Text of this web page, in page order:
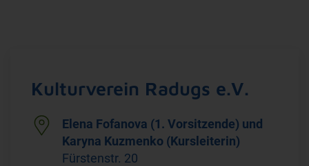
Kulturverein Radugs e.V.
Elena Fofanova (1. Vorsitzende) und
Karyna Kuzmenko (Kursleiterin)
Fürstenstr. 20